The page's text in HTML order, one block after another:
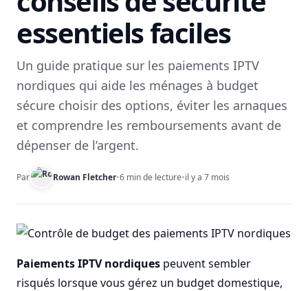
essentiels faciles
Un guide pratique sur les paiements IPTV
nordiques qui aide les ménages à budget
sécure choisir des options, éviter les arnaques
et comprendre les remboursements avant de
dépenser de l’argent.
Par Rowan Fletcher•6 min de lecture•il y a 7 mois
Paiements IPTV nordiques peuvent sembler
risqués lorsque vous gérez un budget domestique,